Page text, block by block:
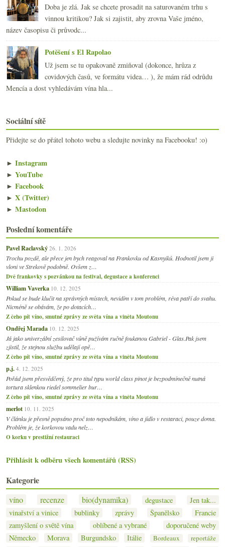
Doba je zlá. Jak se chcete prosadit na saturovaném trhu s
vinnou kritikou? Jak si zajistit, aby zrovna Vaše jméno,
název časopisu či průvodc...
Potěšení s El Rapolao
Už jsem se tu opakovaně zmiňoval (dokonce, hrůza z
covidových časů, ve formátu videa… ), že mám rád odrůdu
Mencía a dost vyhledávám vína hla...
Sociální sítě
Přidejte se do přátel tohoto webu a sledujte novinky na Facebooku! :o)
► Instagram
► YouTube
► Facebook
► X (Twitter)
► Mastodon
Poslední komentáře
Pavel Raclavský 26. 1. 2026
Trochu pozdě, ale přece jen bych reagoval na Frankovku od Kasnyiků. Hodnotil jsem ji
vloni ve Strekově podobně. Ovšem z…
Dvě frankovky s pozvánkou na festival, degustace a konferenci
William Vaverka 10. 12. 2025
Pokud se bude klučit na správných místech, nevidím v tom problém, réva patří do svahu.
Nicméně se obávám, že po dotacích…
Z čeho pít víno, smutné zprávy ze světa vína a viněta Moutonu
Ondřej Marada 10. 12. 2025
Já jako univerzální zesilovač vůně pužívám ručně foukanou Gabriel - Glas.Pak jsem
zjistil, že stejnou službu udělají opě…
Z čeho pít víno, smutné zprávy ze světa vína a viněta Moutonu
p.j. 4. 12. 2025
Pořád jsem přesvědčený, že pro titul typu world class pinot je bezpodmínečně nutná
tortura sklenkou riedel sommelier bur…
Z čeho pít víno, smutné zprávy ze světa vína a viněta Moutonu
merlot 10. 11. 2025
V článku je přesně popsáno proč toto nepodnikám, víno a jídlo v restaraci, pouze doma.
Problém je, že korkovou vadu nelz…
O korku v prestižní restauraci
Přihlásit k odběru všech komentářů (RSS)
Kategorie
víno recenze bio(dynamika) degustace
Jen tak...
vinařství a vinice
bublinky zprávy Španělsko
Francie
zamyšlení o světě vína
oblíbené a vybrané
doporučené weby
Německo
Morava Burgundsko Itálie Bordeaux
reportáže